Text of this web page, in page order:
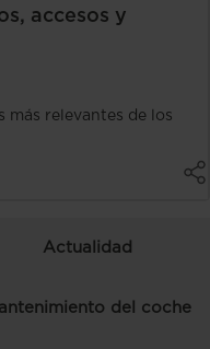
accesos y
más relevantes de los
Actualidad
del coche